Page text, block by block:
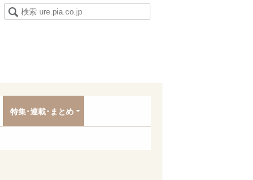
特集･連載･まとめ